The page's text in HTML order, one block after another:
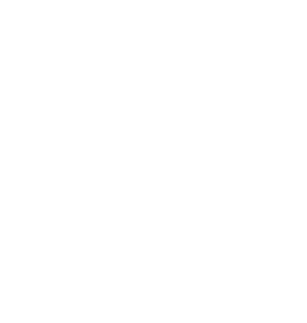
เล่ย์โฆษณาเก่าโบราณ มีราคาแบบ